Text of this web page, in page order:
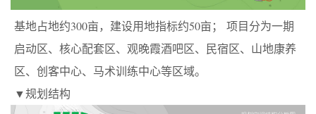
基地占地约300亩，建设用地指标约50亩； 项目分为一期
启动区、核心配套区、观晚霞酒吧区、民宿区、山地康养
区、创客中心、马术训练中心等区域。
▼规划结构